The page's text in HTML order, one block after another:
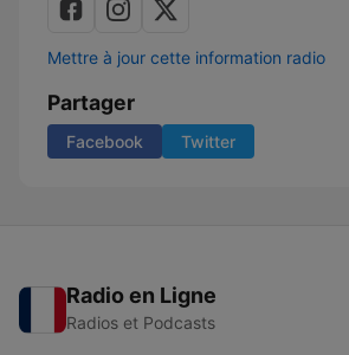
Mettre à jour cette information radio
Partager
Facebook Twitter
Radio en Ligne
Radios et Podcasts